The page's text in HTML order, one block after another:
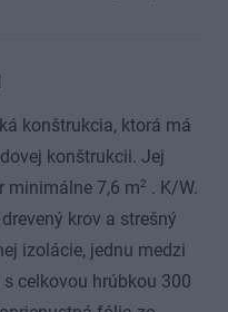
konštrukcia, ktorá má
konštrukcii. Jej
minimálne 7,6 m2 . K/W.
krov a strešný
izolácie, jednu medzi
celkovou hrúbkou 300